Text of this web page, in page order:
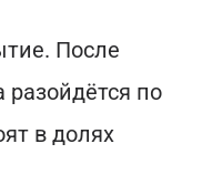
После
разойдётся по
в долях